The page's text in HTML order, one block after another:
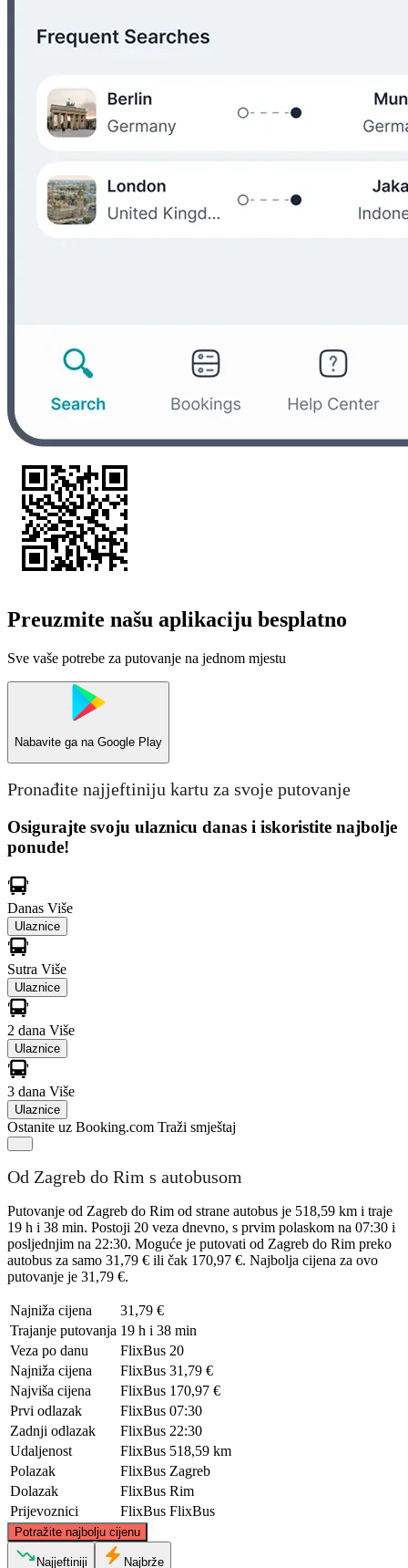
Preuzmite našu aplikaciju besplatno
Sve vaše potrebe za putovanje na jednom mjestu
Nabavite ga na Google Play
Pronađite najjeftiniju kartu za svoje putovanje
Osigurajte svoju ulaznicu danas i iskoristite najbolje
ponude!
Danas Više
Ulaznice
Sutra Više
Ulaznice
2 dana Više
Ulaznice
3 dana Više
Ulaznice
Ostanite uz Booking.com Traži smještaj
Od Zagreb do Rim s autobusom
Putovanje od Zagreb do Rim od strane autobus je 518,59 km i traje
19 h i 38 min. Postoji 20 veza dnevno, s prvim polaskom na 07:30 i
posljednjim na 22:30. Moguće je putovati od Zagreb do Rim preko
autobus za samo 31,79 € ili čak 170,97 €. Najbolja cijena za ovo
putovanje je 31,79 €.
Najniža cijena
31,79 €
Trajanje putovanja 19 h i 38 min
Veza po danu
FlixBus 20
Najniža cijena
FlixBus 31,79 €
Najviša cijena
FlixBus 170,97 €
Prvi odlazak
FlixBus 07:30
Zadnji odlazak
FlixBus 22:30
Udaljenost
FlixBus 518,59 km
Polazak
FlixBus Zagreb
Dolazak
FlixBus Rim
Prijevoznici
FlixBus FlixBus
Potražite najbolju cijenu
©
Najjeftiniji Najbrže